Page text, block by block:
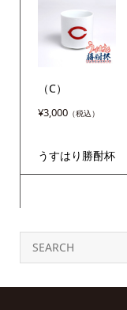
（C）
¥3,000
うすはり勝酎杯